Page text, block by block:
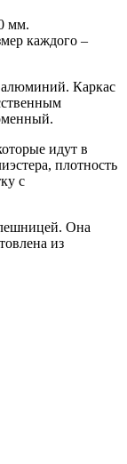
мм.
каждого –
алюминий. Каркас
идут в
плотность
с
Она
из